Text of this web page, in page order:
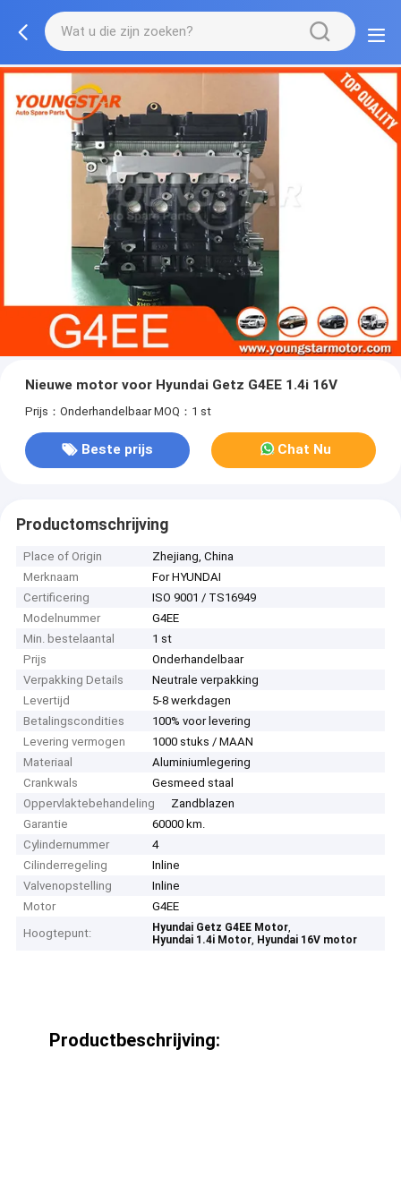
Nieuwe motor voor Hyundai Getz G4EE 1.4i 16V
Prijs：Onderhandelbaar MOQ：1 st
Beste prijs Chat Nu
Productomschrijving
Place of Origin
Zhejiang, China
Merknaam
For HYUNDAI
Certificering
ISO 9001 / TS16949
Modelnummer
G4EE
Min. bestelaantal
1 st
Prijs
Onderhandelbaar
Verpakking Details
Neutrale verpakking
Levertijd
5-8 werkdagen
Betalingscondities
100% voor levering
Levering vermogen
1000 stuks / MAAN
Materiaal
Aluminiumlegering
Crankwals
Gesmeed staal
Oppervlaktebehandeling
Zandblazen
Garantie
60000 km.
Cylindernummer
4
Cilinderregeling
Inline
Valvenopstelling
Inline
Motor
G4EE
Hoogtepunt:
Hyundai Getz G4EE Motor,
Hyundai 1.4i Motor, Hyundai 16V motor
Productbeschrijving: